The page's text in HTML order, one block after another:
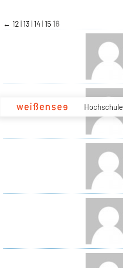
Hochschule
← 12 13 14 15 16